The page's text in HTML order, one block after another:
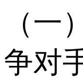
（一
争对